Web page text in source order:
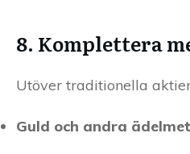
8. Komplettera
Utöver traditionella
Guld och andra